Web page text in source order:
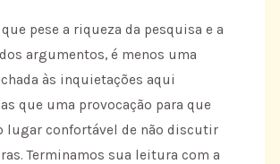
pese a riqueza da pesquisa e a
argumentos, é menos uma
às inquietações aqui
que uma provocação para que
lugar confortável de não discutir
Terminamos sua leitura com a